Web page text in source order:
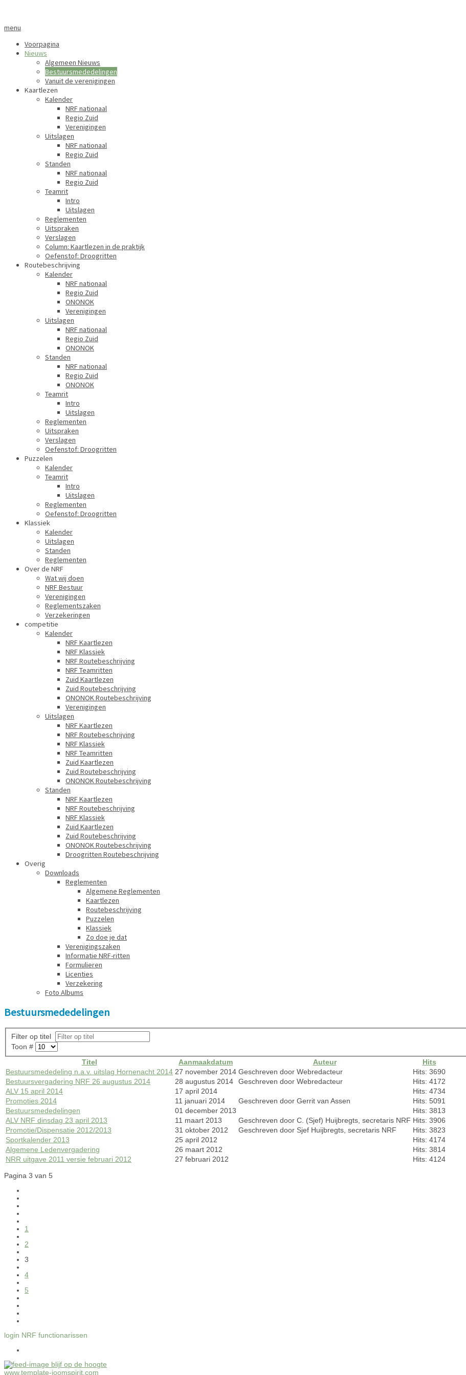
menu
Voorpagina
Nieuws
Algemeen Nieuws
Bestuursmededelingen
Vanuit de verenigingen
Kaartlezen
Kalender
NRF nationaal
Regio Zuid
Verenigingen
Uitslagen
NRF nationaal
Regio Zuid
Standen
NRF nationaal
Regio Zuid
Teamrit
Intro
Uitslagen
Reglementen
Uitspraken
Verslagen
Column: Kaartlezen in de praktijk
Oefenstof: Droogritten
Routebeschrijving
Kalender
NRF nationaal
Regio Zuid
ONONOK
Verenigingen
Uitslagen
NRF nationaal
Regio Zuid
ONONOK
Standen
NRF nationaal
Regio Zuid
ONONOK
Teamrit
Intro
Uitslagen
Reglementen
Uitspraken
Verslagen
Oefenstof: Droogritten
Puzzelen
Kalender
Teamrit
Intro
Uitslagen
Reglementen
Oefenstof: Droogritten
Klassiek
Kalender
Uitslagen
Standen
Reglementen
Over de NRF
Wat wij doen
NRF Bestuur
Verenigingen
Reglementszaken
Verzekeringen
competitie
Kalender
NRF Kaartlezen
NRF Klassiek
NRF Routebeschrijving
NRF Teamritten
Zuid Kaartlezen
Zuid Routebeschrijving
ONONOK Routebeschrijving
Verenigingen
Uitslagen
NRF Kaartlezen
NRF Routebeschrijving
NRF Klassiek
NRF Teamritten
Zuid Kaartlezen
Zuid Routebeschrijving
ONONOK Routebeschrijving
Standen
NRF Kaartlezen
NRF Routebeschrijving
NRF Klassiek
Zuid Kaartlezen
Zuid Routebeschrijving
ONONOK Routebeschrijving
Droogritten Routebeschrijving
Overig
Downloads
Reglementen
Algemene Reglementen
Kaartlezen
Routebeschrijving
Puzzelen
Klassiek
Zo doe je dat
Verenigingszaken
Informatie NRF-ritten
Formulieren
Licenties
Verzekering
Foto Albums
Bestuursmededelingen
Filter op titel
Toon #
Titel Aanmaakdatum Auteur
Hits
Bestuursmededeling n.a.v. uitslag Hornenacht 2014 27 november 2014 Geschreven door Webredacteur
Hits: 3690
Bestuursvergadering NRF 26 augustus 2014
28 augustus 2014 Geschreven door Webredacteur
Hits: 4172
ALV 15 april 2014
17 april 2014
Hits: 4734
Promoties 2014
11 januari 2014 Geschreven door Gerrit van Assen
Hits: 5091
Bestuursmededelingen
01 december 2013
Hits: 3813
ALV NRF dinsdag 23 april 2013
11 maart 2013 Geschreven door C. (Sjef) Huijbregts, secretaris NRF Hits: 3906
Promotie/Dispensatie 2012/2013
31 oktober 2012 Geschreven door Sjef Huijbregts, secretaris NRF
Hits: 3823
Sportkalender 2013
25 april 2012
Hits: 4174
Algemene Ledenvergadering
26 maart 2012
Hits: 3814
NRR uitgave 2011 versie februari 2012
27 februari 2012 Hits: 4124
Pagina 3 van 5
1
2
3
4
5
login NRF functionarissen
blijf op de hoogte
www.template-joomspirit.com